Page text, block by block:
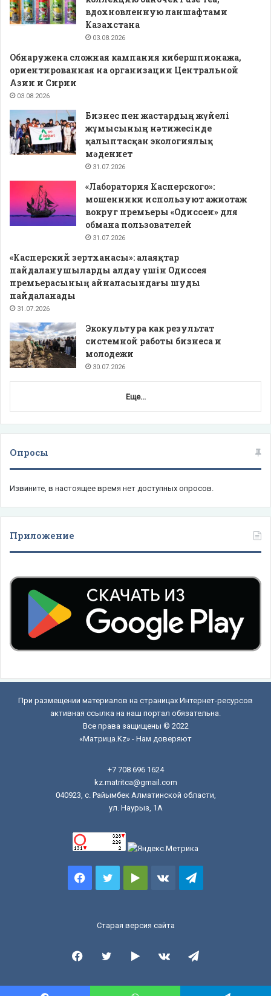
вдохновленную ланшафтами
Казахстана
03.08.2026
Обнаружена сложная кампания кибершпионажа,
ориентированная на организации Центральной
Азии и Сирии
03.08.2026
Бизнес пен жастардың жүйелі
жұмысының нәтижесінде
қалыптасқан экологиялық
мәдениет
31.07.2026
«Лаборатория Касперского»:
мошенники используют ажиотаж
вокруг премьеры «Одиссеи» для
обмана пользователей
31.07.2026
«Касперский зертханасы»: алаяқтар
пайдаланушыларды алдау үшін Одиссея
премьерасының айналасындағы шуды
пайдаланады
31.07.2026
Экокультура как результат
системной работы бизнеса и
молодежи
30.07.2026
Еще...
Опросы
Извините, в настоящее время нет доступных опросов.
Приложение
При размещении материалов на страницах Интернет-ресурсов
активная ссылка на наш портал обязательна.
Все права защищены © 2022
«Матрица.Kz» - Нам доверяют
+7 708 696 1624
kz.matritca@gmail.com
040923, с. Райымбек Алматинской области,
ул. Наурыз, 1А
FacebookTwitterGoogle vk.comTelegram
Старая версия сайта
FacebookTwitterGoogle
Play
vk.comTelegram